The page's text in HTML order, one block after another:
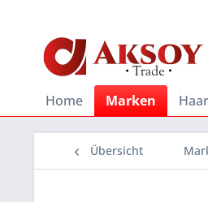
Home Marken
Übersicht